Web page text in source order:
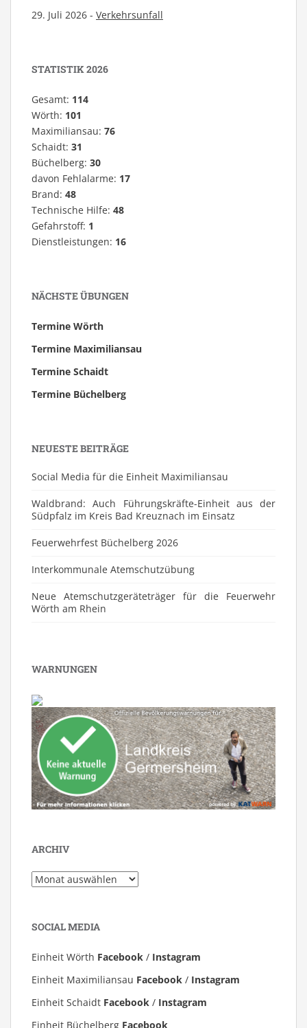
29. Juli 2026 - Verkehrsunfall
STATISTIK 2026
Gesamt: 114
Wörth: 101
Maximiliansau: 76
Schaidt: 31
Büchelberg: 30
davon Fehlalarme: 17
Brand: 48
Technische Hilfe: 48
Gefahrstoff: 1
Dienstleistungen: 16
NÄCHSTE ÜBUNGEN
Termine Wörth
Termine Maximiliansau
Termine Schaidt
Termine Büchelberg
NEUESTE BEITRÄGE
Social Media für die Einheit Maximiliansau
Waldbrand: Auch Führungskräfte-Einheit aus der
Südpfalz im Kreis Bad Kreuznach im Einsatz
Feuerwehrfest Büchelberg 2026
⁠Interkommunale Atemschutzübung
Neue Atemschutzgeräteträger für die Feuerwehr
Wörth am Rhein
WARNUNGEN
ARCHIV
Archiv
SOCIAL MEDIA
Einheit Wörth Facebook / Instagram
Einheit Maximiliansau Facebook / Instagram
Einheit Schaidt Facebook / Instagram
Einheit Büchelberg Facebook